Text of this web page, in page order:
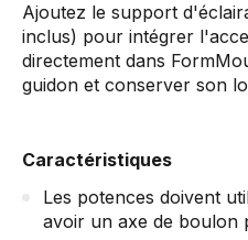
Ajoutez le support
inclus) pour intégrer
directement dans
guidon et conserver son
Caractéristiques
Les potences doivent
avoir un axe de boulon